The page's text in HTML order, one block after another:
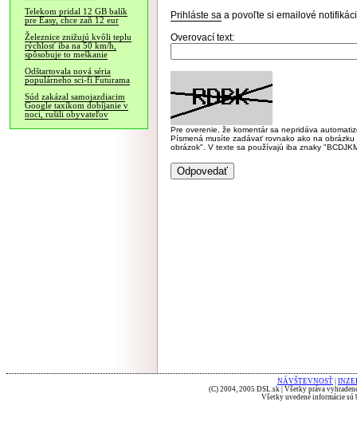
Telekom pridal 12 GB balík
pre Easy, chce zaň 12 eur
Železnice znižujú kvôli teplu
rýchlosť iba na 50 km/h,
spôsobuje to meškanie
Odštartovala nová séria
populárneho sci-fi Futurama
Súd zakázal samojazdiacim
Google taxíkom dobíjanie v
noci, rušili obyvateľov
Prihláste sa a povoľte si emailové
Overovací text:
Pre overenie, že komentár sa nepridáva
Písmená musíte zadávať rovnako ako na
obrázok". V texte sa používajú iba znaky
NÁVŠTEVNOSŤ
(C) 2004, 2005 DSL.sk | Všetky práva
Všetky uvedené informácie sú